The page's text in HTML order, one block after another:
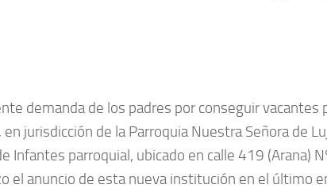
demanda de los padres por conseguir
jurisdicción de la Parroquia Nuestra Señora de
Infantes parroquial, ubicado en calle 419
el anuncio de esta nueva institución en el último